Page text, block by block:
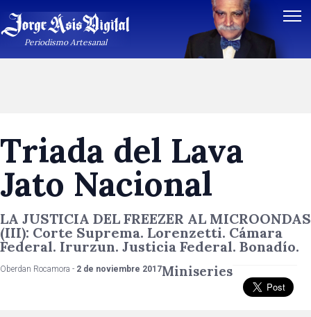
Periodismo Artesanal
Triada del Lava
Jato Nacional
LA JUSTICIA DEL FREEZER AL MICROONDAS
(III): Corte Suprema. Lorenzetti. Cámara
Federal. Irurzun. Justicia Federal. Bonadío.
Oberdan Rocamora - 2 de noviembre 2017Miniseries